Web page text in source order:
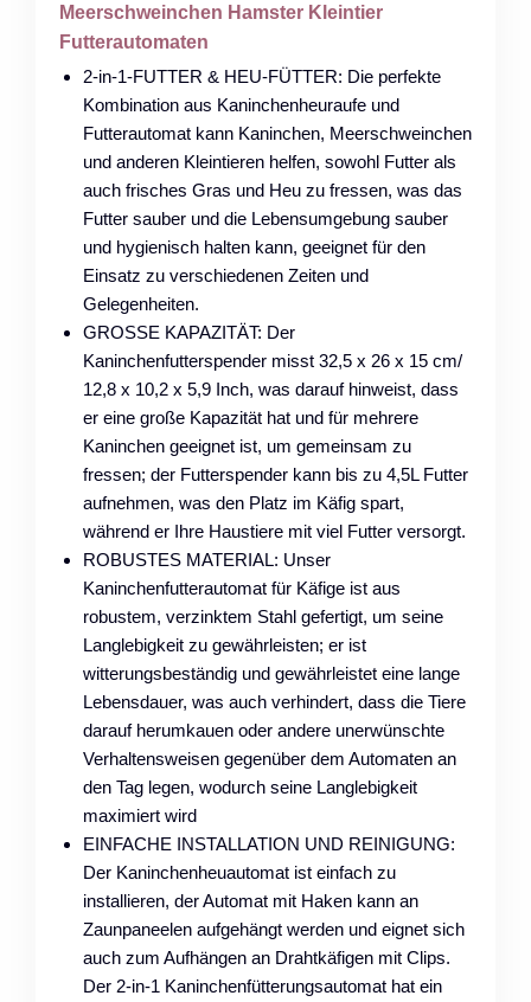
Meerschweinchen Hamster Kleintier
Futterautomaten
2-in-1-FUTTER & HEU-FÜTTER: Die perfekte
Kombination aus Kaninchenheuraufe und
Futterautomat kann Kaninchen, Meerschweinchen
und anderen Kleintieren helfen, sowohl Futter als
auch frisches Gras und Heu zu fressen, was das
Futter sauber und die Lebensumgebung sauber
und hygienisch halten kann, geeignet für den
Einsatz zu verschiedenen Zeiten und
Gelegenheiten.
GROSSE KAPAZITÄT: Der
Kaninchenfutterspender misst 32,5 x 26 x 15 cm/
12,8 x 10,2 x 5,9 Inch, was darauf hinweist, dass
er eine große Kapazität hat und für mehrere
Kaninchen geeignet ist, um gemeinsam zu
fressen; der Futterspender kann bis zu 4,5L Futter
aufnehmen, was den Platz im Käfig spart,
während er Ihre Haustiere mit viel Futter versorgt.
ROBUSTES MATERIAL: Unser
Kaninchenfutterautomat für Käfige ist aus
robustem, verzinktem Stahl gefertigt, um seine
Langlebigkeit zu gewährleisten; er ist
witterungsbeständig und gewährleistet eine lange
Lebensdauer, was auch verhindert, dass die Tiere
darauf herumkauen oder andere unerwünschte
Verhaltensweisen gegenüber dem Automaten an
den Tag legen, wodurch seine Langlebigkeit
maximiert wird
EINFACHE INSTALLATION UND REINIGUNG:
Der Kaninchenheuautomat ist einfach zu
installieren, der Automat mit Haken kann an
Zaunpaneelen aufgehängt werden und eignet sich
auch zum Aufhängen an Drahtkäfigen mit Clips.
Der 2-in-1 Kaninchenfütterungsautomat hat ein